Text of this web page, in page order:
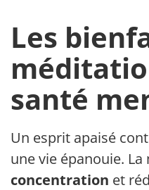
Les
santé
Un esprit apaisé
une vie épanouie.
concentration et